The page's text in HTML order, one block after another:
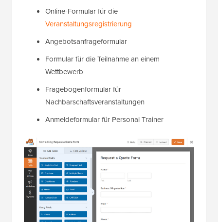
Online-Formular für die
Veranstaltungsregistrierung
Angebotsanfrageformular
Formular für die Teilnahme an einem
Wettbewerb
Fragebogenformular für
Nachbarschaftsveranstaltungen
Anmeldeformular für Personal Trainer